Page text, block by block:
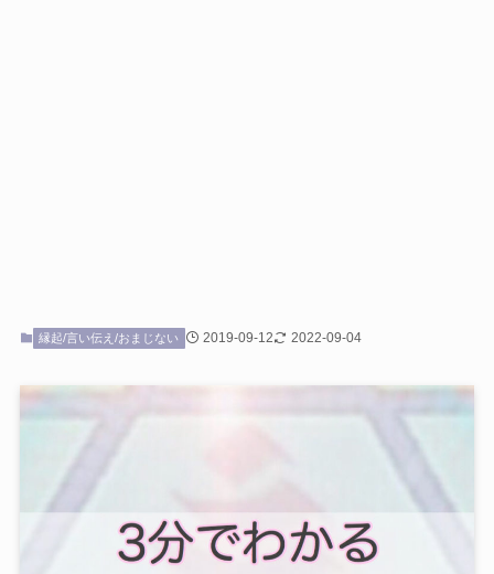
縁起/言い伝え/おまじない 2019-09-12 2022-09-04